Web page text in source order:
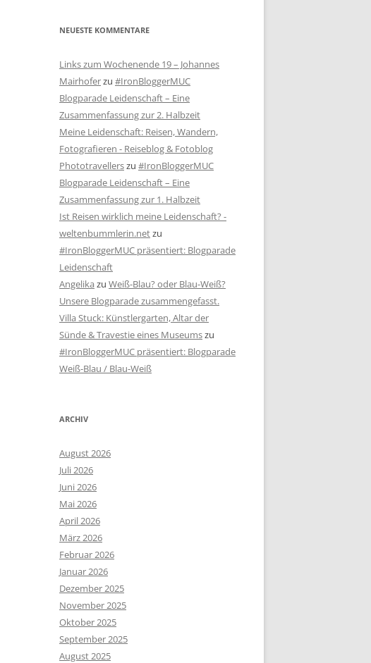
NEUESTE KOMMENTARE
Links zum Wochenende 19 – Johannes
Mairhoferzu #IronBloggerMUC
Blogparade Leidenschaft – Eine
Zusammenfassung zur 2. Halbzeit
Meine Leidenschaft: Reisen, Wandern,
Fotografieren - Reiseblog & Fotoblog
Phototravellerszu #IronBloggerMUC
Blogparade Leidenschaft – Eine
Zusammenfassung zur 1. Halbzeit
Ist Reisen wirklich meine Leidenschaft? -
weltenbummlerin.netzu
#IronBloggerMUC präsentiert: Blogparade
Leidenschaft
Angelika zu Weiß-Blau? oder Blau-Weiß?
Unsere Blogparade zusammengefasst.
Villa Stuck: Künstlergarten, Altar der
Sünde & Travestie eines Museumszu
#IronBloggerMUC präsentiert: Blogparade
Weiß-Blau / Blau-Weiß
ARCHIV
August 2026
Juli 2026
Juni 2026
Mai 2026
April 2026
März 2026
Februar 2026
Januar 2026
Dezember 2025
November 2025
Oktober 2025
September 2025
August 2025